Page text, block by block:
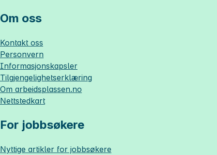
Om oss
Kontakt oss
Personvern
Informasjonskapsler
Tilgjengelighetserklæring
Om arbeidsplassen.no
Nettstedkart
For jobbsøkere
Nyttige artikler for jobbsøkere